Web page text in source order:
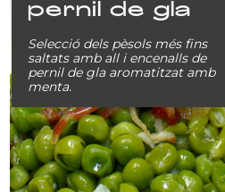
pernil de gla
Selecció dels pèsols més fins
saltats amb all i encenalls de
pernil de gla aromatitzat amb
menta.